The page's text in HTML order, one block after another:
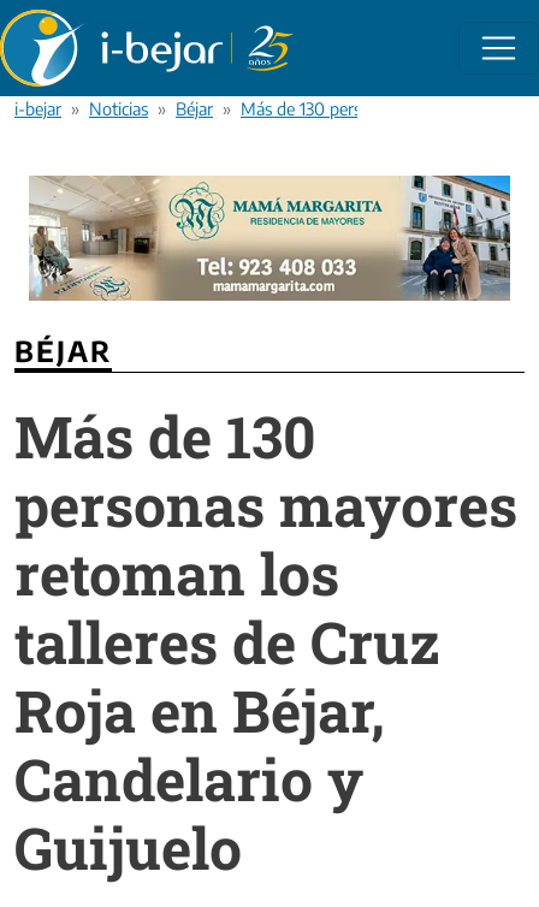
Pasar al contenido principal
i-bejar Noticias Béjar Más de 130 personas mayores
BÉJAR
Más de 130
personas mayores
retoman los
talleres de Cruz
Roja en Béjar,
Candelario y
Guijuelo